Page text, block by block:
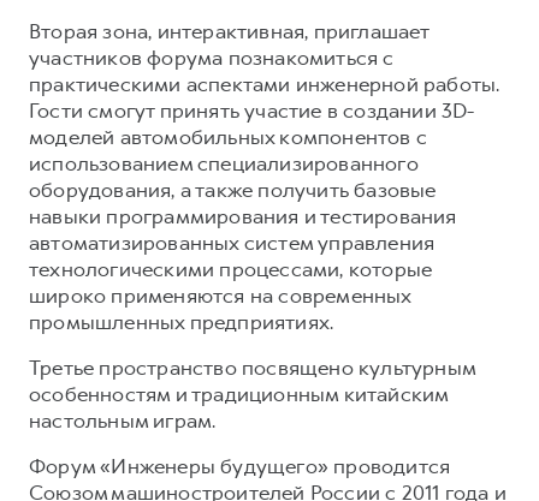
Вторая зона, интерактивная, приглашает
участников форума познакомиться с
практическими аспектами инженерной работы.
Гости смогут принять участие в создании 3D-
моделей автомобильных компонентов с
использованием специализированного
оборудования, а также получить базовые
навыки программирования и тестирования
автоматизированных систем управления
технологическими процессами, которые
широко применяются на современных
промышленных предприятиях.
Третье пространство посвящено культурным
особенностям и традиционным китайским
настольным играм.
Форум «Инженеры будущего» проводится
Союзом машиностроителей России с 2011 года и